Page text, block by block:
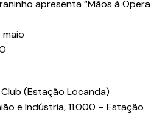
apresenta “Mãos à Ópera
maio
(Estação Locanda)
e Indústria, 11.000 – Estação